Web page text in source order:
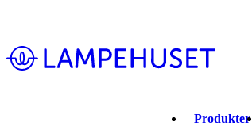
Produkter